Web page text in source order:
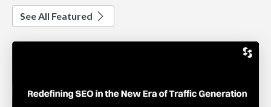
See All Featured